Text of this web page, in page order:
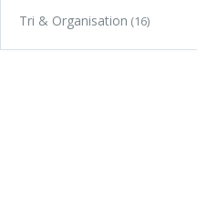
Tri & Organisation (16)